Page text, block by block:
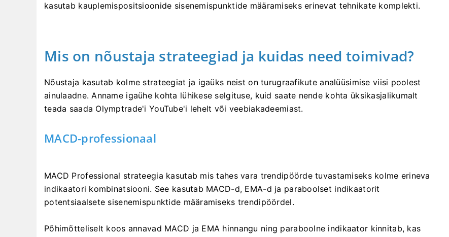
kasutab kauplemispositsioonide sisenemispunktide määramiseks erinevat tehnikate komplekti.
Mis on nõustaja strateegiad ja kuidas need toimivad?
Nõustaja kasutab kolme strateegiat ja igaüks neist on turugraafikute analüüsimise viisi poolest
ainulaadne. Anname igaühe kohta lühikese selgituse, kuid saate nende kohta üksikasjalikumalt
teada saada Olymptrade'i YouTube'i lehelt või veebiakadeemiast.
MACD-professionaal
MACD Professional strateegia kasutab mis tahes vara trendipöörde tuvastamiseks kolme erineva
indikaatori kombinatsiooni. See kasutab MACD-d, EMA-d ja paraboolset indikaatorit
potentsiaalsete sisenemispunktide määramiseks trendipöördel.
Põhimõtteliselt koos annavad MACD ja EMA hinnangu ning paraboolne indikaator kinnitab, kas